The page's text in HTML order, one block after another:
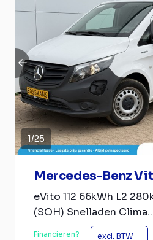
1/25
Mercedes-Benz
eVito 112 66kWh L2
(SOH) Snelladen
Financieren? excl. BTW